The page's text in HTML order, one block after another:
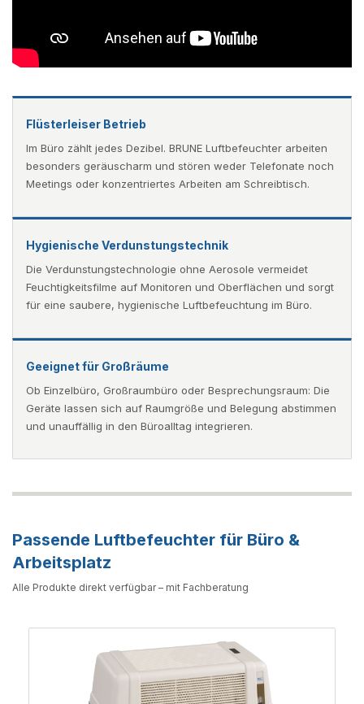
Flüsterleiser Betrieb
Im Büro zählt jedes Dezibel. BRUNE Luftbefeuchter arbeiten
besonders geräuscharm und stören weder Telefonate noch
Meetings oder konzentriertes Arbeiten am Schreibtisch.
Hygienische Verdunstungstechnik
Die Verdunstungstechnologie ohne Aerosole vermeidet
Feuchtigkeitsfilme auf Monitoren und Oberflächen und sorgt
für eine saubere, hygienische Luftbefeuchtung im Büro.
Geeignet für Großräume
Ob Einzelbüro, Großraumbüro oder Besprechungsraum: Die
Geräte lassen sich auf Raumgröße und Belegung abstimmen
und unauffällig in den Büroalltag integrieren.
Passende Luftbefeuchter für Büro &
Arbeitsplatz
Alle Produkte direkt verfügbar – mit Fachberatung